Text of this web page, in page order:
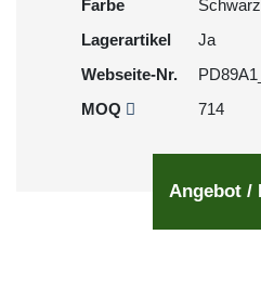
Farbe
Schwarz
Lagerartikel
Ja
Webseite-Nr.
MOQ
714
Angebot /